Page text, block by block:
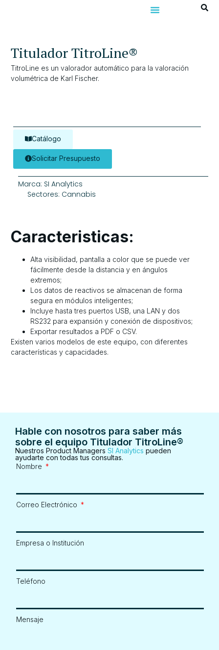
Titulador TitroLine®
TitroLine es un valorador automático para la valoración
volumétrica de Karl Fischer.
Catálogo
Solicitar Presupuesto
Marca: SI Analytics
Sectores: Cannabis
Caracteristicas:
Alta visibilidad, pantalla a color que se puede ver
fácilmente desde la distancia y en ángulos
extremos;
Los datos de reactivos se almacenan de forma
segura en módulos inteligentes;
Incluye hasta tres puertos USB, una LAN y dos
RS232 para expansión y conexión de dispositivos;
Exportar resultados a PDF o CSV.
Existen varios modelos de este equipo, con diferentes
características y capacidades.
Hable con nosotros para saber más
sobre el equipo Titulador TitroLine®
Nuestros Product ManagersSI Analytics pueden
ayudarte con todas tus consultas.
Nombre
Correo Electrónico
Empresa o Institución
Teléfono
Mensaje